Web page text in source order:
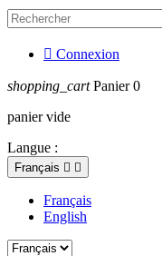
 Connexion
shopping_cart Panier 0
panier vide
Langue :
Français  
Français
English